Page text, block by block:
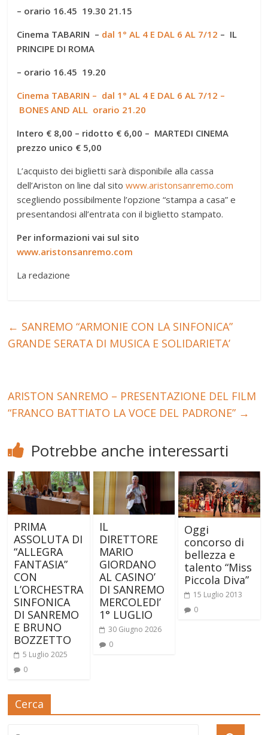
– orario 16.45 19.30 21.15
Cinema TABARIN – dal 1° AL 4 E DAL 6 AL 7/12 – IL
PRINCIPE DI ROMA
– orario 16.45 19.20
Cinema TABARIN – dal 1° AL 4 E DAL 6 AL 7/12 –
BONES AND ALL orario 21.20
Intero € 8,00 – ridotto € 6,00 – MARTEDI CINEMA
prezzo unico € 5,00
L’acquisto dei biglietti sarà disponibile alla cassa
dell’Ariston on line dal sitowww.aristonsanremo.com
scegliendo possibilmente l’opzione “stampa a casa” e
presentandosi all’entrata con il biglietto stampato.
Per informazioni vai sul sito
www.aristonsanremo.com
La redazione
← SANREMO “ARMONIE CON LA SINFONICA”
GRANDE SERATA DI MUSICA E SOLIDARIETA’
ARISTON SANREMO – PRESENTAZIONE DEL FILM
“FRANCO BATTIATO LA VOCE DEL PADRONE” →
Potrebbe anche interessarti
PRIMA
ASSOLUTA DI
“ALLEGRA
FANTASIA”
CON
L’ORCHESTRA
SINFONICA
DI SANREMO
E BRUNO
BOZZETTO
5 Luglio 2025
0
IL
DIRETTORE
MARIO
GIORDANO
AL CASINO’
DI SANREMO
MERCOLEDI’
1° LUGLIO
30 Giugno 2026
0
Oggi
concorso di
bellezza e
talento “Miss
Piccola Diva”
15 Luglio 2013
0
Cerca